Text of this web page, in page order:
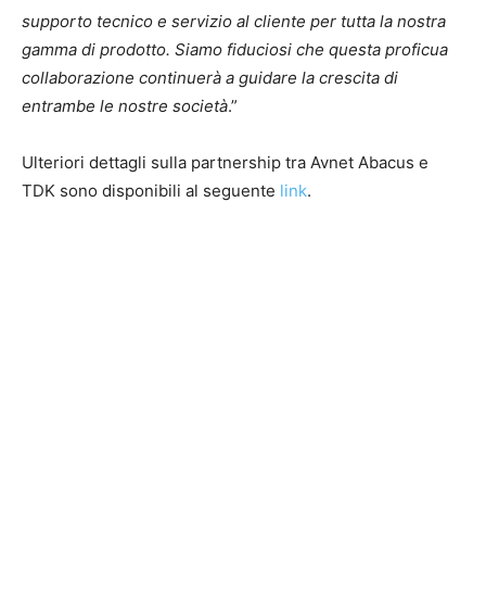
supporto tecnico e servizio al cliente per tutta la nostra
gamma di prodotto. Siamo fiduciosi che questa proficua
collaborazione continuerà a guidare la crescita di
entrambe le nostre società.”
Ulteriori dettagli sulla partnership tra Avnet Abacus e
TDK sono disponibili al seguente link.